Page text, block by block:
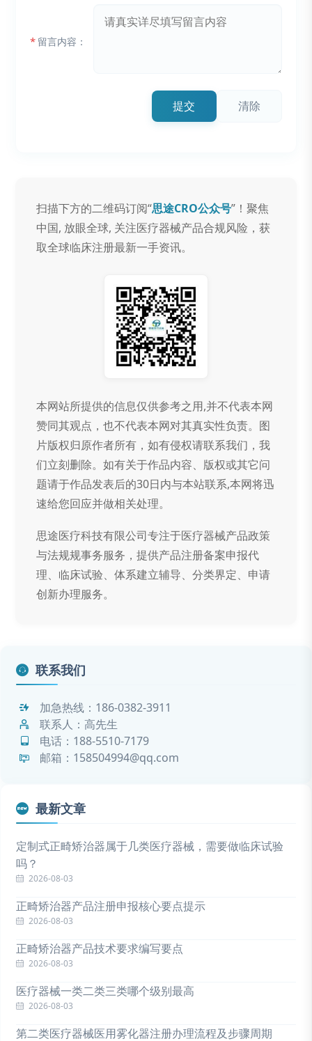
* 留言内容：
提交 清除
扫描下方的二维码订阅“思途CRO公众号”！聚焦
中国, 放眼全球, 关注医疗器械产品合规风险，获
取全球临床注册最新一手资讯。
本网站所提供的信息仅供参考之用,并不代表本网
赞同其观点，也不代表本网对其真实性负责。图
片版权归原作者所有，如有侵权请联系我们，我
们立刻删除。如有关于作品内容、版权或其它问
题请于作品发表后的30日内与本站联系,本网将迅
速给您回应并做相关处理。
思途医疗科技有限公司专注于医疗器械产品政策
与法规规事务服务，提供产品注册备案申报代
理、临床试验、体系建立辅导、分类界定、申请
创新办理服务。
联系我们
加急热线： 186-0382-3911
联系人：高先生
电话： 188-5510-7179
邮箱：158504994@qq.com
最新文章
定制式正畸矫治器属于几类医疗器械，需要做临床试验
吗？
2026-08-03
正畸矫治器产品注册申报核心要点提示
2026-08-03
正畸矫治器产品技术要求编写要点
2026-08-03
医疗器械一类二类三类哪个级别最高
2026-08-03
第二类医疗器械医用雾化器注册办理流程及步骤周期